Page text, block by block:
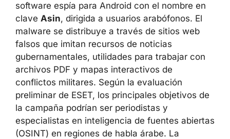
software espía para Android con el nombre en
clave Asin, dirigida a usuarios arabófonos. El
malware se distribuye a través de sitios web
falsos que imitan recursos de noticias
gubernamentales, utilidades para trabajar con
archivos PDF y mapas interactivos de
conflictos militares. Según la evaluación
preliminar de ESET, los principales objetivos de
la campaña podrían ser periodistas y
especialistas en inteligencia de fuentes abiertas
(OSINT) en regiones de habla árabe. La